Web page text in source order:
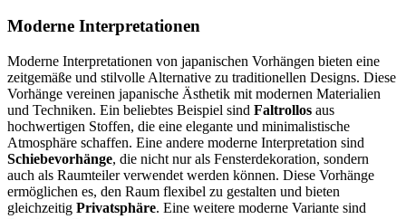
Moderne Interpretationen
Moderne Interpretationen von japanischen Vorhängen bieten eine
zeitgemäße und stilvolle Alternative zu traditionellen Designs. Diese
Vorhänge vereinen japanische Ästhetik mit modernen Materialien
und Techniken. Ein beliebtes Beispiel sind Faltrollos aus
hochwertigen Stoffen, die eine elegante und minimalistische
Atmosphäre schaffen. Eine andere moderne Interpretation sind
Schiebevorhänge, die nicht nur als Fensterdekoration, sondern
auch als Raumteiler verwendet werden können. Diese Vorhänge
ermöglichen es, den Raum flexibel zu gestalten und bieten
gleichzeitig Privatsphäre. Eine weitere moderne Variante sind